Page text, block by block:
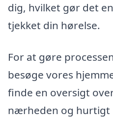
dig, hvilket gør det
tjekket din hørelse.
For at gøre
besøge vores
finde en oversigt
nærheden og hurtigt